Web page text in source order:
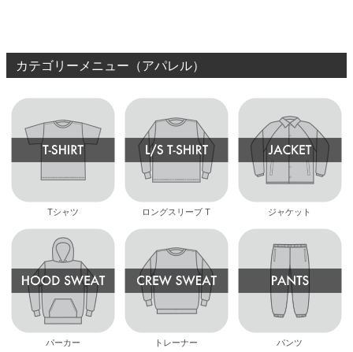
カテゴリーメニュー（アパレル）
Tシャツ ロングスリーブ T ジャケット
パーカー トレーナー パンツ